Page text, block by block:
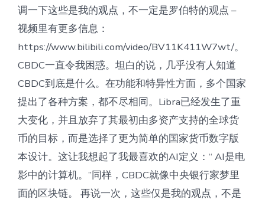
调一下这些是我的观点，不一定是罗伯特的观点 –
视频里有更多信息：
https://www.bilibili.com/video/BV11K411W7wt/。
CBDC一直令我困惑。坦白的说，几乎没有人知道
CBDC到底是什么。在功能和特异性方面，多个国家
提出了各种方案，都不尽相同。Libra已经发生了重
大变化，并且放弃了其最初由多资产支持的全球货
币的目标，而是选择了更为简单的国家货币数字版
本设计。这让我想起了我最喜欢的AI定义：“ AI是电
影中的计算机。”同样，CBDC就像中央银行家梦里
面的区块链。 再说一次，这些仅是我的观点，不是